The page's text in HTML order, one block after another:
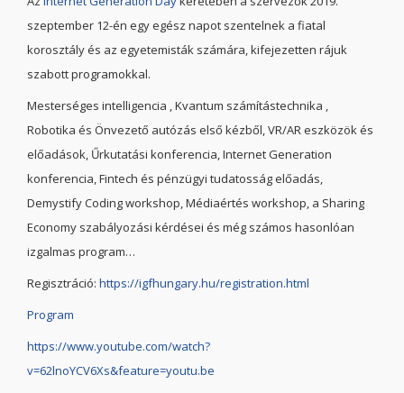
szeptember 12-én egy egész napot szentelnek a fiatal
korosztály és az egyetemisták számára, kifejezetten rájuk
szabott programokkal.
Mesterséges intelligencia , Kvantum számítástechnika ,
Robotika és Önvezető autózás első kézből, VR/AR eszközök és
előadások, Űrkutatási konferencia, Internet Generation
konferencia, Fintech és pénzügyi tudatosság előadás,
Demystify Coding workshop, Médiaértés workshop, a Sharing
Economy szabályozási kérdései és még számos hasonlóan
izgalmas program…
Regisztráció: https://igfhungary.hu/registration.html
Program
https://www.youtube.com/watch?
v=62lnoYCV6Xs&feature=youtu.be